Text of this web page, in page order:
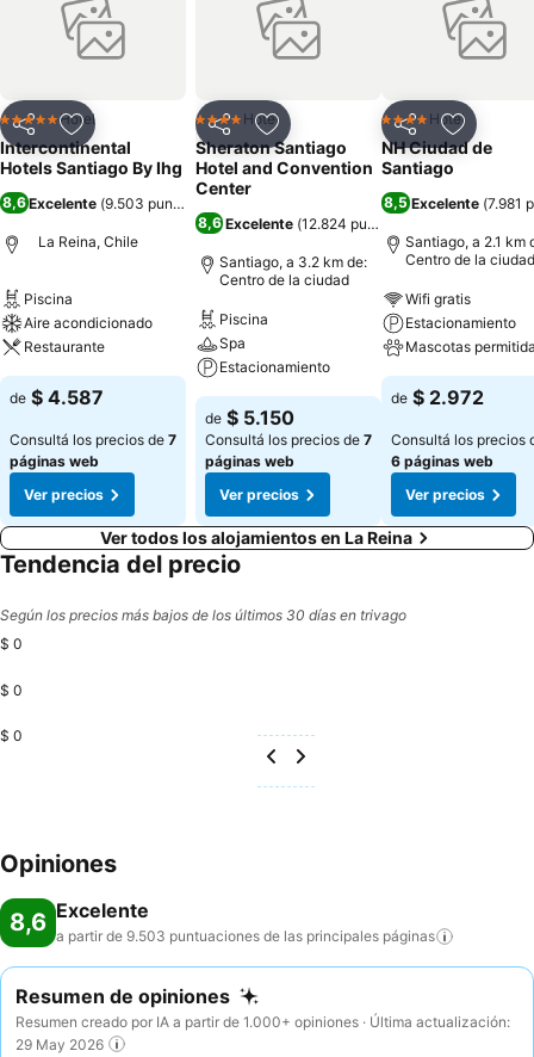
servicio de Check-in privado, Instant Check-out, conciege
dedicado, Buffet de desayuno, café y snacks durante el día, y
cocktails al finalizar la tarde. La Terraza está junto al vestíbulo, lo
bastante tranquilo como para charlar y relajarse. Este restaurante
informal es muy cómodo para desayunar y, a mediodía y por la
noche, ofrece una carta compuesta por platos como ensalada César
con pollo clásica, filete de ternera salteado, risotto y pizza.
CompartirAñadir a favoritos
5 EstrellasHotel
Intercontinental
Hotels Santiago By Ihg
8,6Excelente (9.503 puntuaciones
La Reina, Chile
Piscina
Aire acondicionado
Restaurante
de $ 4.587
Consultá los precios de 7
páginas web
Ver precios
CompartirAñadir a favoritos
4 EstrellasHotel
Sheraton Santiago
Hotel and Convention
Center
8,6 Excelente (12.824 puntuaciones
Santiago, a 3.2 km de:
Centro de la ciudad
Piscina
Spa
Estacionamiento
de $ 5.150
Consultá los precios de 7
páginas web
Ver precios
CompartirAñadir
4 EstrellasHotel
NH Ciudad de
Santiago
8,5 Excelente (7.981
Santiago, a 2.1 km
Centro de la ciudad
Wifi gratis
Estacionamiento
Mascotas
de $ 2.972
Consultá los precios
6 páginas web
Ver precios
Ver todos los alojamientos en La Reina
Tendencia del precio
Según los precios más bajos de los últimos 30 días en trivago
$ 0
$ 0
$ 0
Opiniones
8,6 Excelente
a partir de 9.503 puntuaciones de las principales páginas
Resumen de opiniones
Resumen creado por IA a partir de 1.000+ opiniones · Última actualización:
29 May 2026